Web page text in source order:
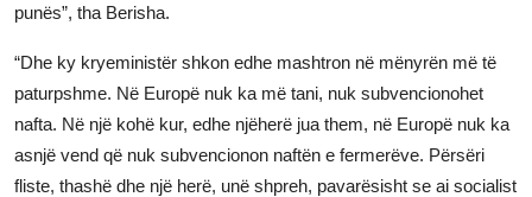
punës”, tha Berisha.
“Dhe ky kryeministër shkon edhe mashtron në mënyrën më të
paturpshme. Në Europë nuk ka më tani, nuk subvencionohet
nafta. Në një kohë kur, edhe njëherë jua them, në Europë nuk ka
asnjë vend që nuk subvencionon naftën e fermerëve. Përsëri
fliste, thashë dhe një herë, unë shpreh, pavarësisht se ai socialist